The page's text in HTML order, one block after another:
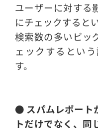
ユーザーに対する
にチェックすると
検索数の多いビッ
ェックするとい
す。
● スパムレポート
トだけでなく、同